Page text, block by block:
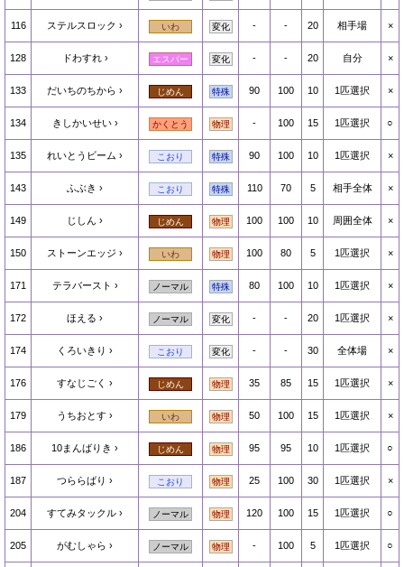
116 ステルスロック いわ 変化 - - 20 相手場 ×
128 ドわすれ エスパー 変化 - - 20 自分 ×
133 だいちのちから じめん 特殊 90 100 10 1匹選択 ×
134 きしかいせい かくとう 物理 - 100 15 1匹選択 ○
135 れいとうビーム こおり 特殊 90 100 10 1匹選択 ×
143 ふぶき こおり 特殊 110 70 5 相手全体 ×
149 じしん じめん 物理 100 100 10 周囲全体 ×
150 ストーンエッジ いわ 物理 100 80 5 1匹選択 ×
171 テラバースト ノーマル 特殊 80 100 10 1匹選択 ×
172 ほえる ノーマル 変化 - - 20 1匹選択 ×
174 くろいきり こおり 変化 - - 30 全体場 ×
176 すなじごく じめん 物理 35 85 15 1匹選択 ×
179 うちおとす いわ 物理 50 100 15 1匹選択 ×
186 10まんばりき じめん 物理 95 95 10 1匹選択 ○
187 つららばり こおり 物理 25 100 30 1匹選択 ×
204 すてみタックル ノーマル 物理 120 100 15 1匹選択 ○
205 がむしゃら ノーマル 物理 - 100 5 1匹選択 ○